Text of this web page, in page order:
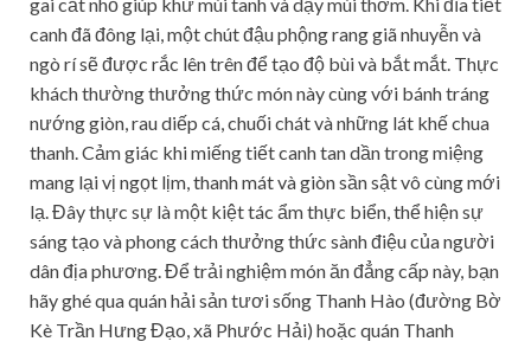
canh đã đông lại, một chút đậu phộng rang giã nhuyễn và
ngò rí sẽ được rắc lên trên để tạo độ bùi và bắt mắt. Thực
khách thường thưởng thức món này cùng với bánh tráng
nướng giòn, rau diếp cá, chuối chát và những lát khế chua
thanh. Cảm giác khi miếng tiết canh tan dần trong miệng
mang lại vị ngọt lịm, thanh mát và giòn sần sật vô cùng mới
lạ. Đây thực sự là một kiệt tác ẩm thực biển, thể hiện sự
sáng tạo và phong cách thưởng thức sành điệu của người
dân địa phương. Để trải nghiệm món ăn đẳng cấp này, bạn
hãy ghé qua quán hải sản tươi sống Thanh Hào (đường Bờ
Kè Trần Hưng Đạo, xã Phước Hải) hoặc quán Thanh